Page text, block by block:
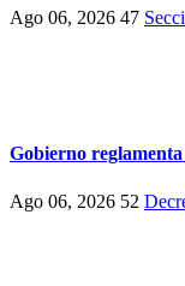
Ago 06, 2026 47
Gobierno
Ago 06, 2026 52